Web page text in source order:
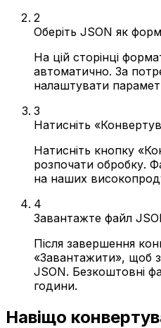
2
Оберіть JSON як
На цій сторінці
автоматично. За
налаштувати
3
Натисніть
Натисніть кнопку
розпочати обробку.
на наших
4
Завантажте файл
Після завершення
«Завантажити», щоб
JSON. Безкоштовні
години.
Навіщо